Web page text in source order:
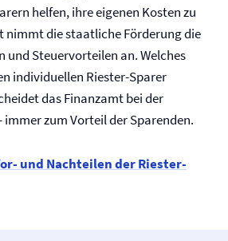
helfen, ihre eigenen Kosten zu
nimmt die staatliche Förderung die
und Steuervorteilen an. Welches
individuellen Riester-Sparer
das Finanzamt bei der
immer zum Vorteil der Sparenden.
und Nachteilen der Riester-